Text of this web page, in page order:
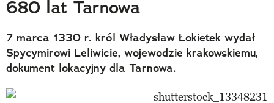
Trendbook Podróżniczy
Polecane
680 lat Tarnowa
7 marca 1330 r. król Władysław Łokietek wydał
Spycymirowi Leliwicie, wojewodzie krakowskiemu,
dokument lokacyjny dla Tarnowa.